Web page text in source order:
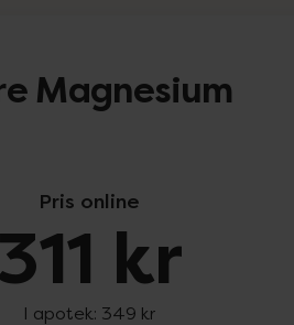
Magnesium
Pris online
kr
I apotek: 349 kr